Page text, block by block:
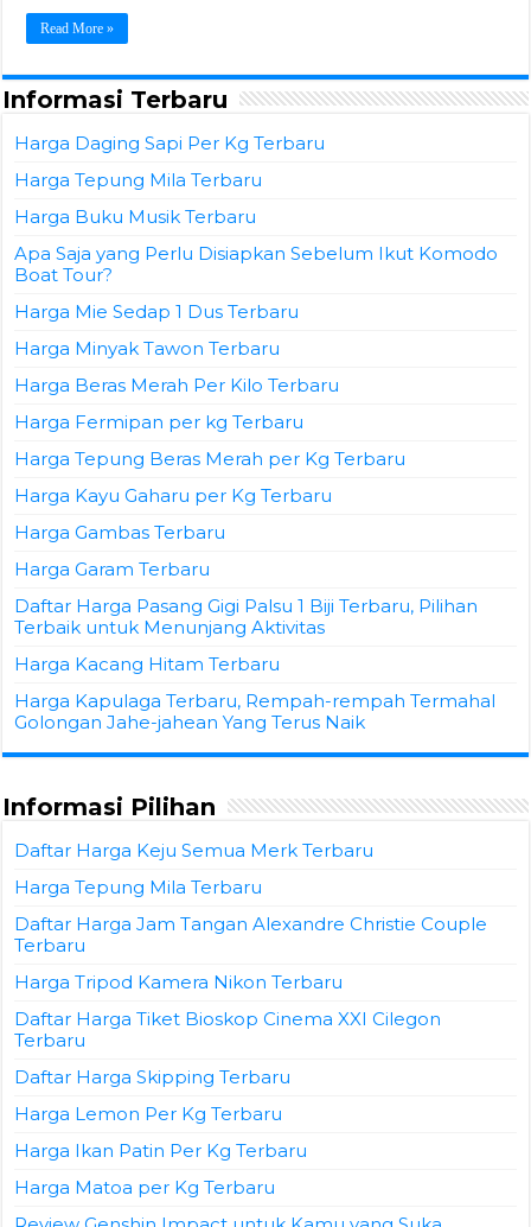
Read More »
Informasi Terbaru
Harga Daging Sapi Per Kg Terbaru
Harga Tepung Mila Terbaru
Harga Buku Musik Terbaru
Apa Saja yang Perlu Disiapkan Sebelum Ikut Komodo
Boat Tour?
Harga Mie Sedap 1 Dus Terbaru
Harga Minyak Tawon Terbaru
Harga Beras Merah Per Kilo Terbaru
Harga Fermipan per kg Terbaru
Harga Tepung Beras Merah per Kg Terbaru
Harga Kayu Gaharu per Kg Terbaru
Harga Gambas Terbaru
Harga Garam Terbaru
Daftar Harga Pasang Gigi Palsu 1 Biji Terbaru, Pilihan
Terbaik untuk Menunjang Aktivitas
Harga Kacang Hitam Terbaru
Harga Kapulaga Terbaru, Rempah-rempah Termahal
Golongan Jahe-jahean Yang Terus Naik
Informasi Pilihan
Daftar Harga Keju Semua Merk Terbaru
Harga Tepung Mila Terbaru
Daftar Harga Jam Tangan Alexandre Christie Couple
Terbaru
Harga Tripod Kamera Nikon Terbaru
Daftar Harga Tiket Bioskop Cinema XXI Cilegon
Terbaru
Daftar Harga Skipping Terbaru
Harga Lemon Per Kg Terbaru
Harga Ikan Patin Per Kg Terbaru
Harga Matoa per Kg Terbaru